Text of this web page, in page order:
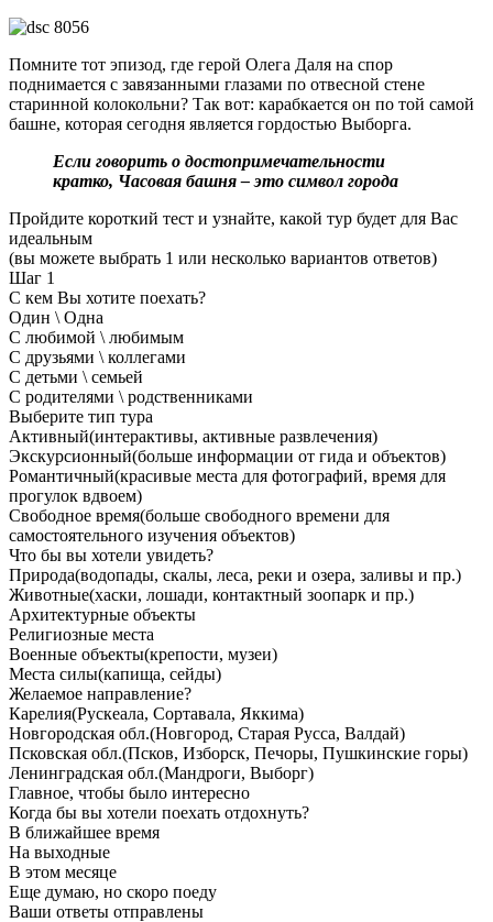
Помните тот эпизод, где герой Олега Даля на спор
поднимается с завязанными глазами по отвесной стене
старинной колокольни? Так вот: карабкается он по той самой
башне, которая сегодня является гордостью Выборга.
Если говорить о достопримечательности
кратко, Часовая башня – это символ города
Пройдите короткий тест и узнайте, какой тур будет для Вас
идеальным
(вы можете выбрать 1 или несколько вариантов ответов)
Шаг 1
С кем Вы хотите поехать?
Один \ Одна
С любимой \ любимым
С друзьями \ коллегами
С детьми \ семьей
С родителями \ родственниками
Выберите тип тура
Активный(интерактивы, активные развлечения)
Экскурсионный(больше информации от гида и объектов)
Романтичный(красивые места для фотографий, время для
прогулок вдвоем)
Свободное время(больше свободного времени для
самостоятельного изучения объектов)
Что бы вы хотели увидеть?
Природа(водопады, скалы, леса, реки и озера, заливы и пр.)
Животные(хаски, лошади, контактный зоопарк и пр.)
Архитектурные объекты
Религиозные места
Военные объекты(крепости, музеи)
Места силы(капища, сейды)
Желаемое направление?
Карелия(Рускеала, Сортавала, Яккима)
Новгородская обл.(Новгород, Старая Русса, Валдай)
Псковская обл.(Псков, Изборск, Печоры, Пушкинские горы)
Ленинградская обл.(Мандроги, Выборг)
Главное, чтобы было интересно
Когда бы вы хотели поехать отдохнуть?
В ближайшее время
На выходные
В этом месяце
Еще думаю, но скоро поеду
Ваши ответы отправлены